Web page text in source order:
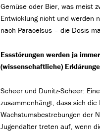
Gemüse oder Bier, was meist
Entwicklung nicht und werden
nach Paracelsus – die Dosis
Essstörungen werden ja
(wissenschaftliche)
Scheer und Dunitz-Scheer:
zusammenhängt, dass sich
Wachstumsbestrebungen der
Jugendalter treten auf, wenn